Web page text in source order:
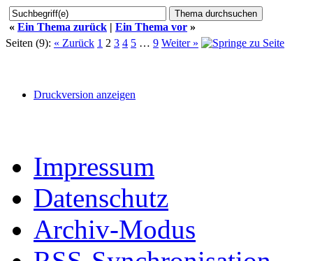
« Ein Thema zurück | Ein Thema vor »
Seiten (9): « Zurück 1 2 3 4 5 … 9 Weiter »
Druckversion anzeigen
Impressum
Datenschutz
Archiv-Modus